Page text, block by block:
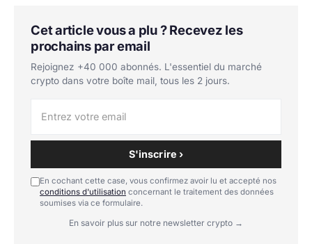
Cet article vous a plu ? Recevez les
prochains par email
Rejoignez +40 000 abonnés. L'essentiel du marché
crypto dans votre boîte mail, tous les 2 jours.
S'inscrire ›
En cochant cette case, vous confirmez avoir lu et accepté nos
conditions d'utilisation concernant le traitement des données
soumises via ce formulaire.
En savoir plus sur notre newsletter crypto →